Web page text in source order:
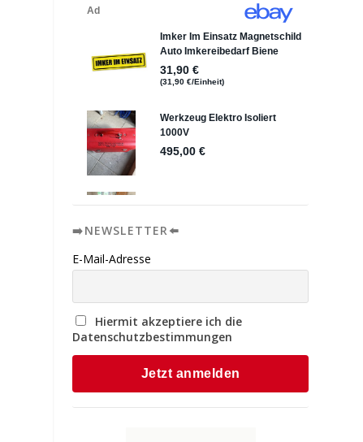
➡️NEWSLETTER⬅️
E-Mail-Adresse
Hiermit akzeptiere ich die
Datenschutzbestimmungen